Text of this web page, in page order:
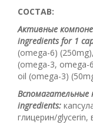
СОСТАВ:
Активные
ingredients for 1
(omega-6)
(omega-3,
oil (omega-3)
ingredients:
глицерин/glycerin,